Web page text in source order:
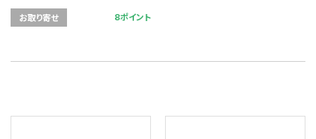
お取り寄せ 8ポイント